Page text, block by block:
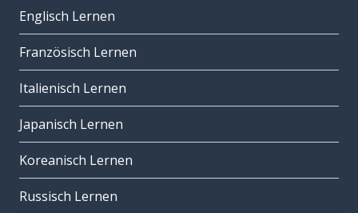
Englisch Lernen
Französisch Lernen
Italienisch Lernen
Japanisch Lernen
Koreanisch Lernen
Russisch Lernen